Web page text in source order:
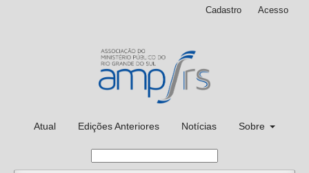
Atual Edições Anteriores Notícias Sobre
Cadastro Acesso